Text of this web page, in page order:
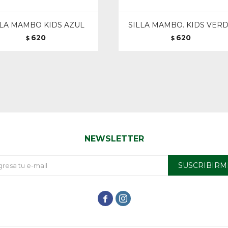
MAMBO KIDS AZUL
$ 620
SILLA MAMBO. KIDS
$ 620
NEWSLETTER
 